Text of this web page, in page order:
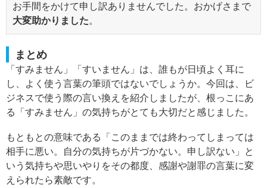
お手間をかけて申し訳ありませんでした。おかげさまで
大変助かりました。
まとめ
「すみません」「すいません」は、誰もが日頃よく耳に
し、よく使う言葉の筆頭ではないでしょうか。今回は、ビ
ジネスで使う際の言い換えを紹介しましたが、根っこにあ
る「すみません」の気持ちがとても大切だと感じました。
もともとの意味である「このままでは終わってしまっては
相手に悪い。自分の気持ちが片づかない。申し訳ない」と
いう気持ちや思いやりをその都度、感謝や謝罪の言葉に変
えられたら素敵です。